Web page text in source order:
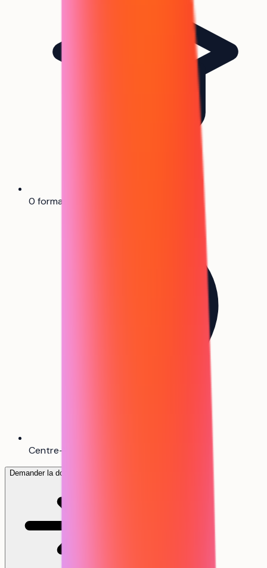
0 formation référencée
Centre-Val de Loire
Demander la documentation